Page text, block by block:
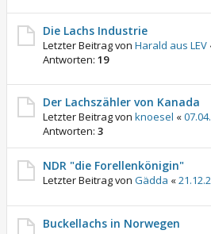
Die Lachs Industrie
Letzter Beitrag von Harald aus LEV
Antworten: 19
Der Lachszähler von Kanada
Letzter Beitrag von knoesel «
Antworten: 3
NDR "die Forellenkönigin"
Letzter Beitrag von Gädda «
Buckellachs in Norwegen